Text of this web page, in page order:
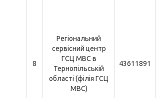
8
Регіональний
сервісний центр
ГСЦ МВС в
Тернопільській
області (філія ГСЦ
МВС)
43611891